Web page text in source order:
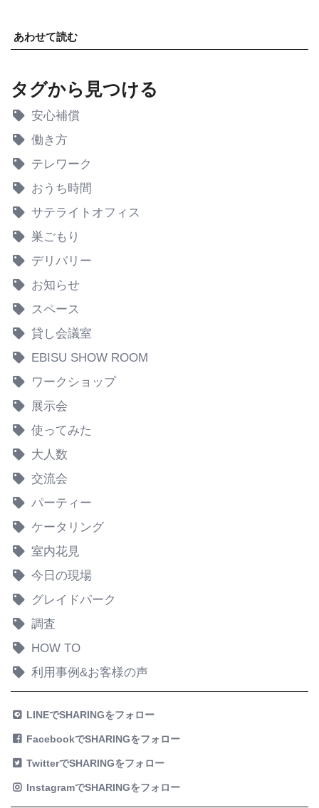
あわせて読む
タグから見つける
安心補償
働き方
テレワーク
おうち時間
サテライトオフィス
巣ごもり
デリバリー
お知らせ
スペース
貸し会議室
EBISU SHOW ROOM
ワークショップ
展示会
使ってみた
大人数
交流会
パーティー
ケータリング
室内花見
今日の現場
グレイドパーク
調査
HOW TO
利用事例&お客様の声
LINEでSHARINGをフォロー
FacebookでSHARINGをフォロー
TwitterでSHARINGをフォロー
InstagramでSHARINGをフォロー